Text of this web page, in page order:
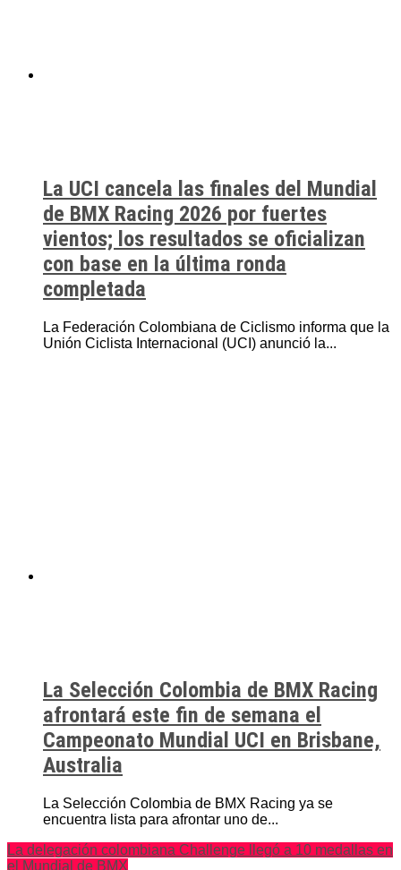
La UCI cancela las finales del Mundial
de BMX Racing 2026 por fuertes
vientos; los resultados se oficializan
con base en la última ronda
completada
La Federación Colombiana de Ciclismo informa que la
Unión Ciclista Internacional (UCI) anunció la...
La Selección Colombia de BMX Racing
afrontará este fin de semana el
Campeonato Mundial UCI en Brisbane,
Australia
La Selección Colombia de BMX Racing ya se
encuentra lista para afrontar uno de...
La delegación colombiana Challenge llegó a 10 medallas en
el Mundial de BMX